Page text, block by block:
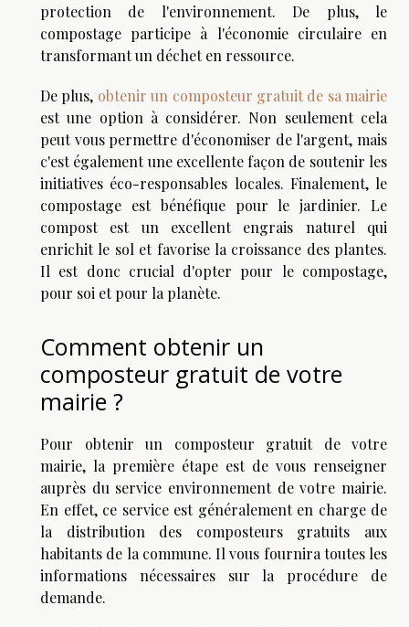
protection de l'environnement. De plus, le
compostage participe à l'économie circulaire en
transformant un déchet en ressource.
De plus, obtenir un composteur gratuit de sa mairie
est une option à considérer. Non seulement cela
peut vous permettre d'économiser de l'argent, mais
c'est également une excellente façon de soutenir les
initiatives éco-responsables locales. Finalement, le
compostage est bénéfique pour le jardinier. Le
compost est un excellent engrais naturel qui
enrichit le sol et favorise la croissance des plantes.
Il est donc crucial d'opter pour le compostage,
pour soi et pour la planète.
Comment obtenir un
composteur gratuit de votre
mairie ?
Pour obtenir un composteur gratuit de votre
mairie, la première étape est de vous renseigner
auprès du service environnement de votre mairie.
En effet, ce service est généralement en charge de
la distribution des composteurs gratuits aux
habitants de la commune. Il vous fournira toutes les
informations nécessaires sur la procédure de
demande.